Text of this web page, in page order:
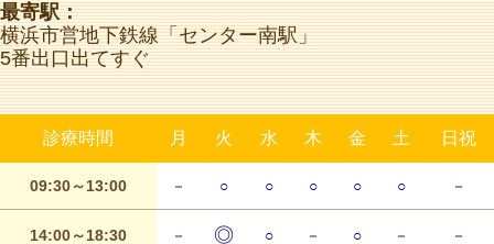
最寄駅：
横浜市営地下鉄線「センター南駅」
5番出口出てすぐ
診療時間 月 火 水 木 金 土 日祝
09:30～13:00 － ○ ○ ○ ○ ○ －
14:00～18:30 － ◎ ○ － ○ － －